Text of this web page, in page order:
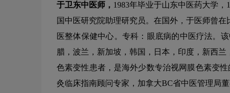
于卫东中医师， 1983年毕业于山东中医药大学
国中医研究院助理研究员。在国外，于医师曾
医整体保健中心。专科：眼底病的中医疗法。
腊，波兰，新加坡，韩国，日本，印度，新西
色素变性患者，是海外少数专治视网膜色素变
灸临床指南顾问专家，加拿大BC省中医管理局